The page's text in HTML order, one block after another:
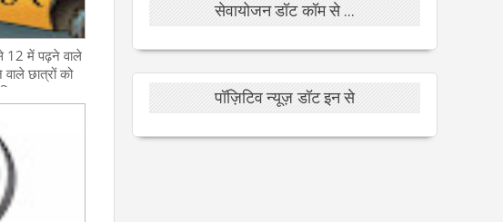
से 12 में पढ़ने वाले
छात्रों को
शुल्क
सेवायोजन डॉट कॉम से ...
पॉज़िटिव न्यूज़ डॉट इन से